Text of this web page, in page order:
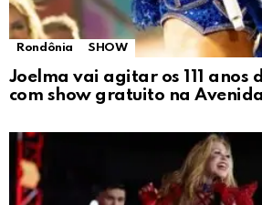
Rondônia SHOW
Joelma vai agitar os 111 anos
com show gratuito na